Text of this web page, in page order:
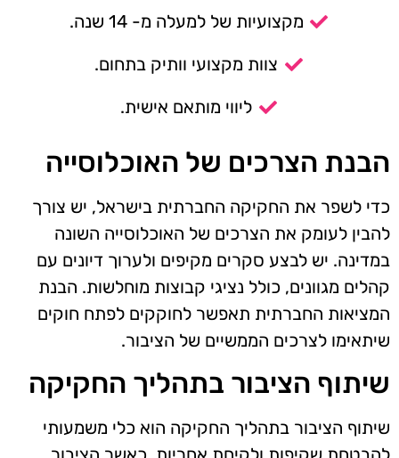
מקצועיות של למעלה מ- 14 שנה.
צוות מקצועי וותיק בתחום.
ליווי מותאם אישית.
הבנת הצרכים של האוכלוסייה
כדי לשפר את החקיקה החברתית בישראל, יש צורך
להבין לעומק את הצרכים של האוכלוסייה השונה
במדינה. יש לבצע סקרים מקיפים ולערוך דיונים עם
קהלים מגוונים, כולל נציגי קבוצות מוחלשות. הבנת
המציאות החברתית תאפשר לחוקקים לפתח חוקים
שיתאימו לצרכים הממשיים של הציבור.
שיתוף הציבור בתהליך החקיקה
שיתוף הציבור בתהליך החקיקה הוא כלי משמעותי